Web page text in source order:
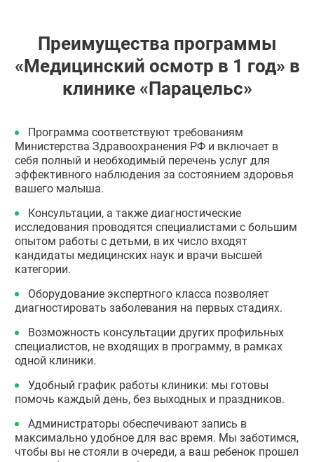
Преимущества программы
«Медицинский осмотр в 1 год» в
клинике «Парацельс»
Программа соответствуют требованиям
Министерства Здравоохранения РФ и включает в
себя полный и необходимый перечень услуг для
эффективного наблюдения за состоянием здоровья
вашего малыша.
Консультации, а также диагностические
исследования проводятся специалистами с большим
опытом работы с детьми, в их число входят
кандидаты медицинских наук и врачи высшей
категории.
Оборудование экспертного класса позволяет
диагностировать заболевания на первых стадиях.
Возможность консультации других профильных
специалистов, не входящих в программу, в рамках
одной клиники.
Удобный график работы клиники: мы готовы
помочь каждый день, без выходных и праздников.
Администраторы обеспечивают запись в
максимально удобное для вас время. Мы заботимся,
чтобы вы не стояли в очереди, а ваш ребенок прошел